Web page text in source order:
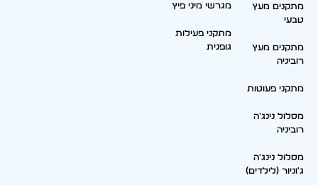
מתקנים מעץ
טבעי
מתקנים מעץ
רוביניה
מתקני פעוטות
מסלול נינג'ה
רוביניה
מסלול נינג'ה
ג'וניור (לילדים)
מגרשי מיני פיץ
מתקני פעילות
גופנית